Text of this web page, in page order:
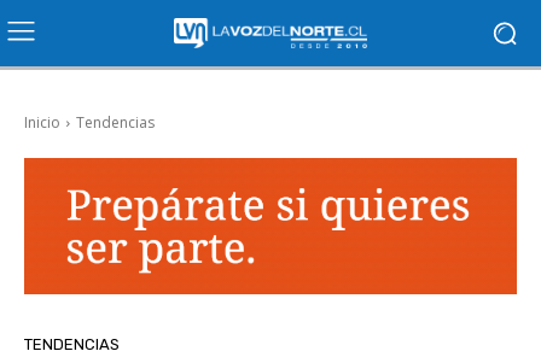
Inicio Tendencias
TENDENCIAS